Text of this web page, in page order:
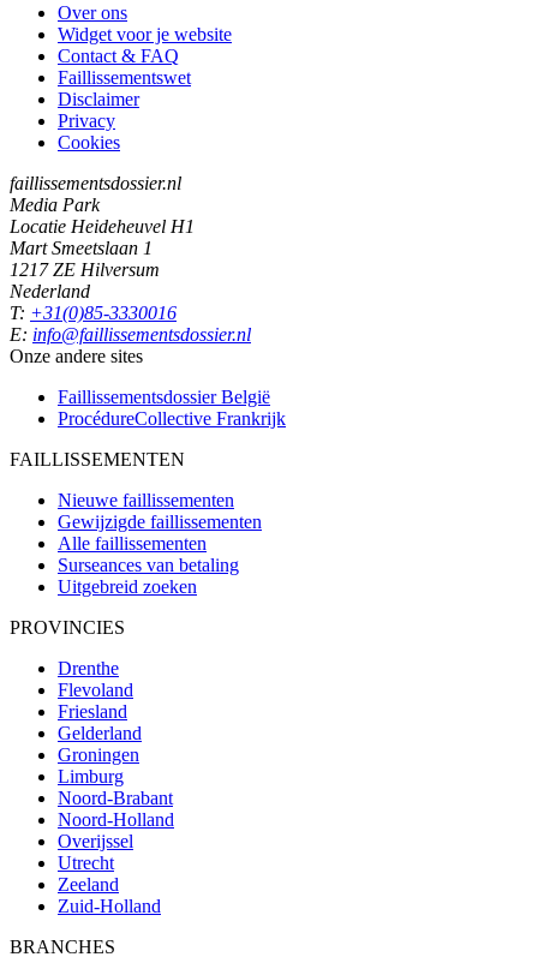
Over ons
Widget voor je website
Contact & FAQ
Faillissementswet
Disclaimer
Privacy
Cookies
faillissementsdossier.nl
Media Park
Locatie Heideheuvel H1
Mart Smeetslaan 1
1217 ZE Hilversum
Nederland
T: +31(0)85-3330016
E: info@faillissementsdossier.nl
Onze andere sites
Faillissementsdossier België
ProcédureCollective Frankrijk
FAILLISSEMENTEN
Nieuwe faillissementen
Gewijzigde faillissementen
Alle faillissementen
Surseances van betaling
Uitgebreid zoeken
PROVINCIES
Drenthe
Flevoland
Friesland
Gelderland
Groningen
Limburg
Noord-Brabant
Noord-Holland
Overijssel
Utrecht
Zeeland
Zuid-Holland
BRANCHES